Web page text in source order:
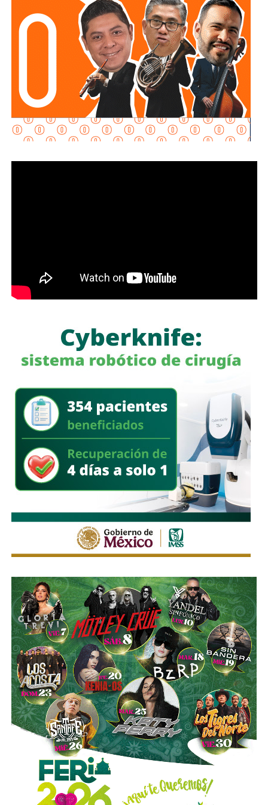
Gobierno de la Capital para recuperar espacios públicos y
dotarlos de infraestructura moderna y eficiente.
Lomas Racquet Club, organismos empresariales y
representantes ciudadanos, quienes acompañaron al
Alcalde durante el encendido del nuevo sistema de
iluminación y reconocieron el beneficio que representa
sector.